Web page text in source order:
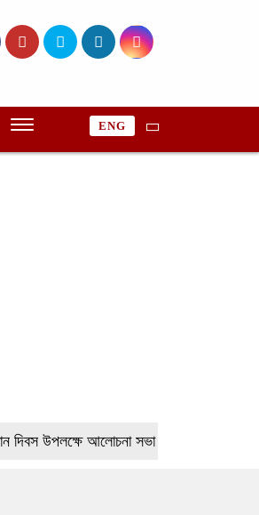
ENG
উপলক্ষে আলোচনা সভা প্রেমের বিয়ের তিন